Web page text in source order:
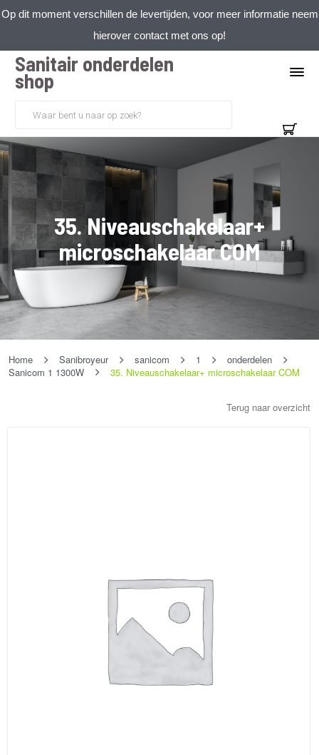
Op dit moment verschillen de levertijden, voor meer informatie neem
hierover contact met ons op!
Sanitair onderdelen
shop
35. Niveauschakelaar+
microschakelaar COM
Home Sanibroyeur sanicom 1
onderdelen
Sanicom 1 1300W
35. Niveauschakelaar+ microschakelaar COM
Terug naar overzicht